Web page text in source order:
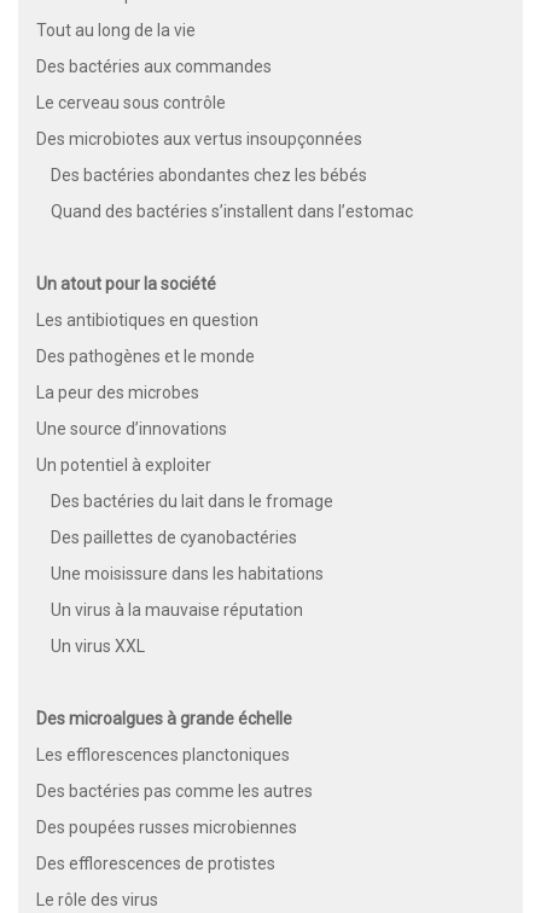
Tout au long de la vie
Des bactéries aux commandes
Le cerveau sous contrôle
Des microbiotes aux vertus insoupçonnées
Des bactéries abondantes chez les bébés
Quand des bactéries s’installent dans l’estomac
Un atout pour la société
Les antibiotiques en question
Des pathogènes et le monde
La peur des microbes
Une source d’innovations
Un potentiel à exploiter
Des bactéries du lait dans le fromage
Des paillettes de cyanobactéries
Une moisissure dans les habitations
Un virus à la mauvaise réputation
Un virus XXL
Des microalgues à grande échelle
Les efflorescences planctoniques
Des bactéries pas comme les autres
Des poupées russes microbiennes
Des efflorescences de protistes
Le rôle des virus